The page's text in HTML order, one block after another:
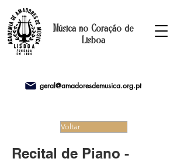
Música no Coração de
Lisboa
geral@amadoresdemusica.org.pt
Voltar
Recital de Piano -